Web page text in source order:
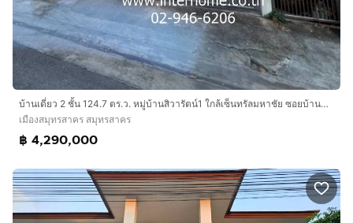
บ้านเดี่ยว 2 ชั้น 124.7 ตร.ว. หมู่บ้านสิวารัตน์1 ใกล้เซ็นทรัลมหาชัย ซอยบ้านปลายคลองครุ ถนนพระราม2 ถนนเศรษฐกิจ1 เมืองสมุทรสาคร สมุทรสาคร
เมืองสมุทรสาคร สมุทรสาคร
฿ 4,290,000